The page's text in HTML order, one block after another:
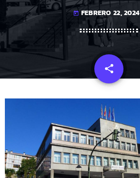
today FEBRERO 22, 2024
share
email